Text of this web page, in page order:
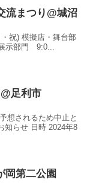
流まつり@城沼
祝) 模擬店・舞台部
示部門 9:0...
足利市
想されるため中止と
知らせ 日時 2024年8
岡第二公園